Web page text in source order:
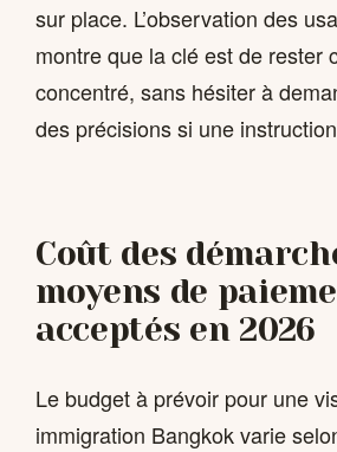
sur place. L’observation des
montre que la clé est de rester
concentré, sans hésiter à
des précisions si une
Coût des
moyens de
acceptés en 2026
Le budget à prévoir pour une
immigration Bangkok varie